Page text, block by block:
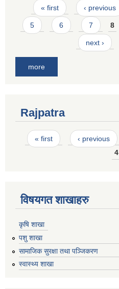
Pages
« first ‹ previous
5 6 7 8
next ›
more
Rajpatra
Pages
« first ‹ previous
4
विषयगत शाखाहरु
कृषि शाखा
पशु शाखा
सामाजिक सुरक्षा तथा पञ्जिकरण
स्वास्थ्य शाखा